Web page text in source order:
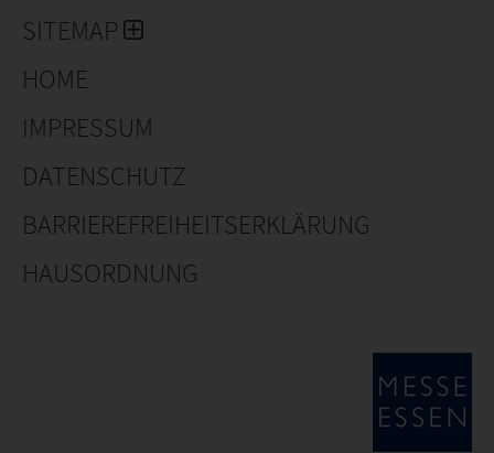
SITEMAP
HOME
IMPRESSUM
DATENSCHUTZ
BARRIEREFREIHEITSERKLÄRUNG
HAUSORDNUNG